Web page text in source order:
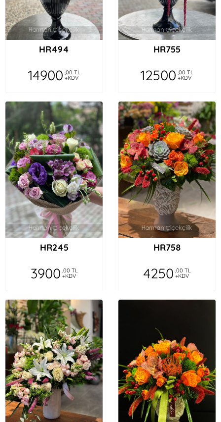
HR494
14900 ,00 TL
+KDV
HR755
12500 ,00 TL
+KDV
HR245
3900 ,00 TL
+KDV
HR758
4250 ,00 TL
+KDV